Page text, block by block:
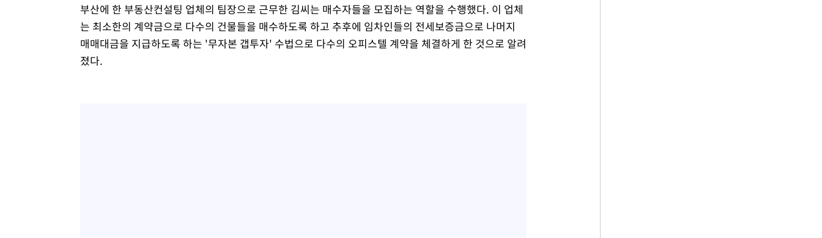
부산에 한 부동산컨설팅 업체의 팀장으로 근무한 김씨는 매수자들을 모집하는 역할을 수행했다. 이 업체
는 최소한의 계약금으로 다수의 건물들을 매수하도록 하고 추후에 임차인들의 전세보증금으로 나머지
매매대금을 지급하도록 하는 '무자본 갭투자' 수법으로 다수의 오피스텔 계약을 체결하게 한 것으로 알려
졌다.